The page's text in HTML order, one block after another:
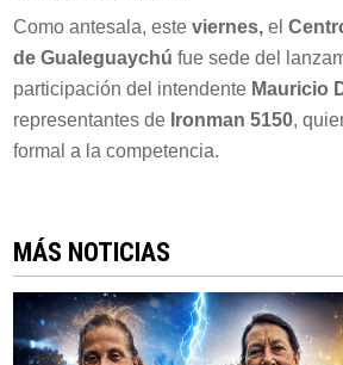
Como antesala, este viernes,el
de Gualeguaychú fue sede del
participación del intendente Mauricio
representantes de Ironman 5150,
formal a la competencia.
MÁS NOTICIAS